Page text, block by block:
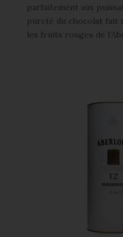
parfaitement aux
pureté du chocolat fait
les fruits rouges de